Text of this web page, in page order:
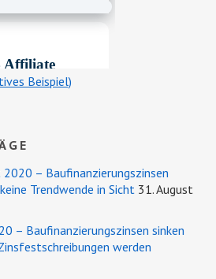
Beispiel)
– Baufinanzierungszinsen
Trendwende in Sicht 31. August
– Baufinanzierungszinsen sinken
werden